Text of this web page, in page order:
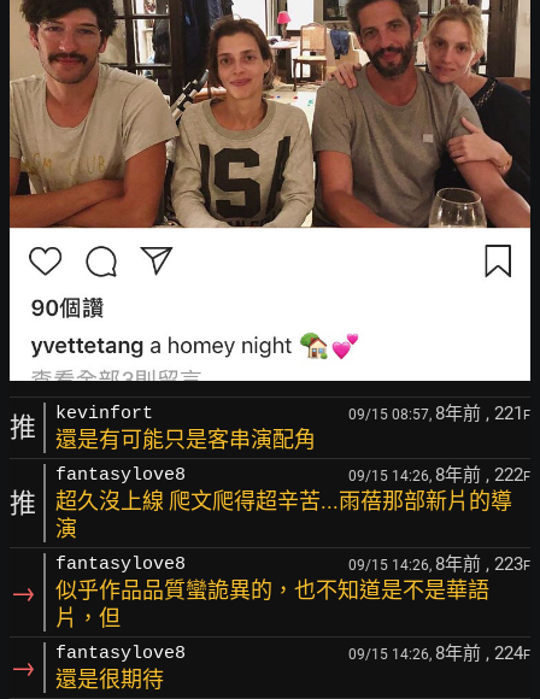
推 kevinfort 09/15 08:57, 8年前 , 221 F
還是有可能只是客串演配角
推
fantasylove8 09/15 14:26, 8年前 , 222F
超久沒上線 爬文爬得超辛苦...雨蓓那部新片的導
演
→
fantasylove8 09/15 14:26, 8年前 , 223F
似乎作品品質蠻詭異的，也不知道是不是華語
片，但
→ fantasylove8 09/15 14:26, 8年前 , 224F
還是很期待